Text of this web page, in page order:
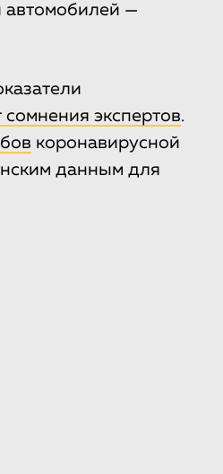
автомобилей —
экспертов.
коронавирусной
данным для